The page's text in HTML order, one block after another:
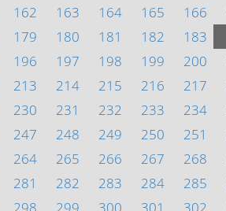
162 163 164 165 166
179 180 181 182 183
196 197 198 199 200
213 214 215 216 217
230 231 232 233 234
247 248 249 250 251
264 265 266 267 268
281 282 283 284 285